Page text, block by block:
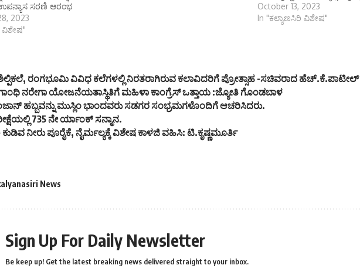
ಸರಣಿ ಆರಂಭ
2023
ವಿಶೇಷ"
October 13, 2023
In "ಕಲ್ಯಾಣಸಿರಿ ವಿಶೇಷ"
ರಂಗಭೂಮಿ ವಿವಿಧ ಕಲೆಗಳಲ್ಲಿ ನಿರತರಾಗಿರುವ ಕಲಾವಿದರಿಗೆ ಪ್ರೋತ್ಸಾಹ -ಸಚಿವರಾದ ಹೆಚ್.ಕೆ.ಪಾಟೀಲ್
ನರೇಗಾ ಯೋಜನೆಯತಾಸ್ಥಿತಿಗೆ ಮಹಿಳಾ ಕಾಂಗ್ರೆಸ್ ಒತ್ತಾಯ :ಜ್ಯೋತಿ ಗೊಂಡಬಾಳ
ಹಬ್ಬವನ್ನು ಮುಸ್ಲಿಂ ಭಾಂದವರು ಸಡಗರ ಸಂಭ್ರಮಗಳೊಂದಿಗೆ ಆಚರಿಸಿದರು.
735 ನೇ ರ್ಯಾಂಕ್ ಸನ್ಮಾನ.
ನೀರು ಪೂರೈಕೆ, ನೈರ್ಮಲ್ಯಕ್ಕೆ ವಿಶೇಷ ಕಾಳಜಿ ವಹಿಸಿ: ಟಿ.ಕೃಷ್ಣಮೂರ್ತಿ
News
Sign Up For Daily Newsletter
Be keep up! Get the latest breaking news delivered straight to your inbox.